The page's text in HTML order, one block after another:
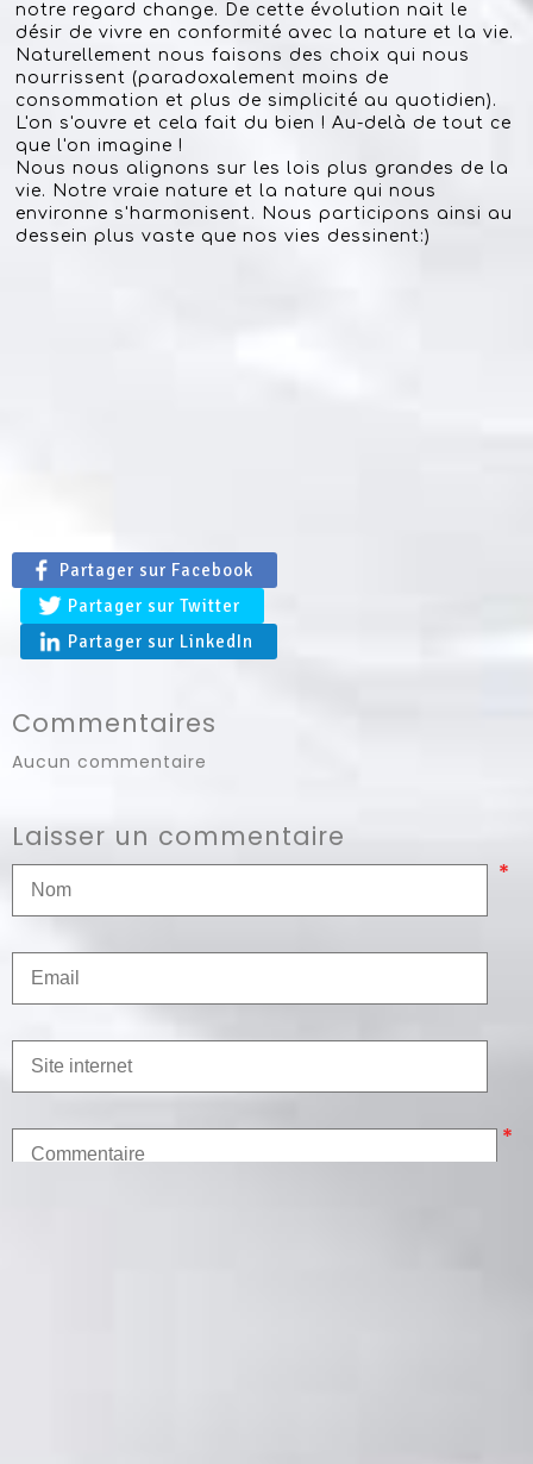
notre regard change. De cette évolution nait le
désir de vivre en conformité avec la nature et la vie.
Naturellement nous faisons des choix qui nous
nourrissent (paradoxalement moins de
consommation et plus de simplicité au quotidien).
L'on s'ouvre et cela fait du bien ! Au-delà de tout ce
que l'on imagine !
Nous nous alignons sur les lois plus grandes de la
vie. Notre vraie nature et la nature qui nous
environne s'harmonisent. Nous participons ainsi au
dessein plus vaste que nos vies dessinent:)
Partager sur Facebook
Partager sur Twitter
Partager sur LinkedIn
Commentaires
Aucun commentaire
Laisser un commentaire